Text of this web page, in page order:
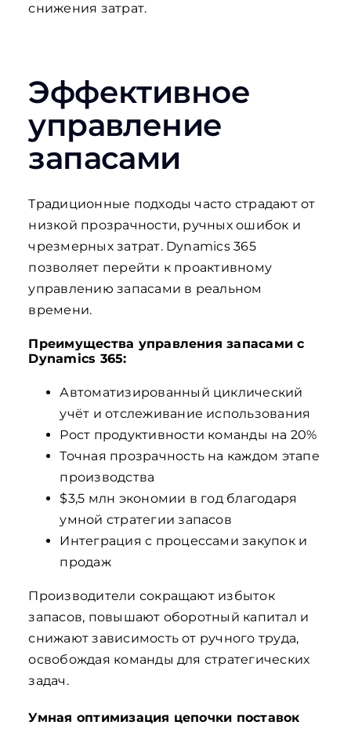
снижения затрат.
Эффективное
управление
запасами
Традиционные подходы часто страдают от
низкой прозрачности, ручных ошибок и
чрезмерных затрат. Dynamics 365
позволяет перейти к проактивному
управлению запасами в реальном
времени.
Преимущества управления запасами с
Dynamics 365:
Автоматизированный циклический
учёт и отслеживание использования
Рост продуктивности команды на 20%
Точная прозрачность на каждом этапе
производства
$3,5 млн экономии в год благодаря
умной стратегии запасов
Интеграция с процессами закупок и
продаж
Производители сокращают избыток
запасов, повышают оборотный капитал и
снижают зависимость от ручного труда,
освобождая команды для стратегических
задач.
Умная оптимизация цепочки поставок